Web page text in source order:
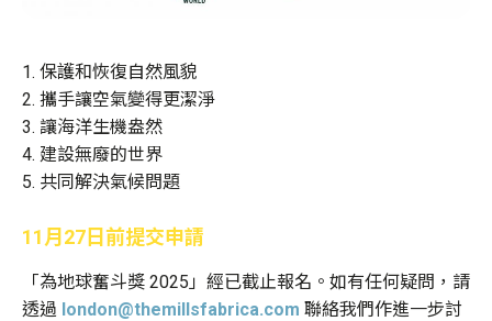
1. 保護和恢復自然風貌
2. 攜手讓空氣變得更潔淨
3. 讓海洋生機盎然
4. 建設無廢的世界
5. 共同解決氣候問題
11月27日前提交申請
「為地球奮斗獎 2025」經已截止報名。如有任何疑問，請
透過 london@themillsfabrica.com 聯絡我們作進一步討